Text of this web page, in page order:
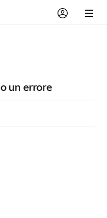
un errore